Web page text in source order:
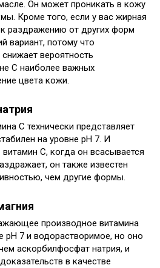
Он может проникать в кожу
Кроме того, если у вас жирная
раздражению от других форм
вариант, потому что
вероятность
С наиболее важных
цвета кожи.
С технически представляет
на уровне pH 7. И
С, когда он всасывается
он также известен
чем другие формы.
производное витамина
pH 7 и водорастворимое, но оно
аскорбилфосфат натрия, и
в качестве